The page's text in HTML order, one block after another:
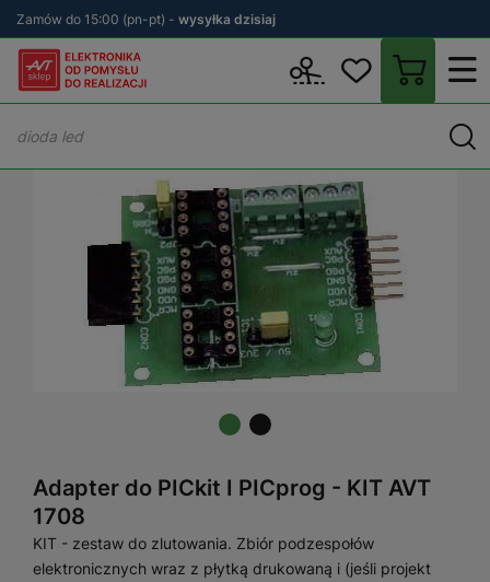
Zamów do 15:00 (pn-pt) - wysyłka dzisiaj
Programowanie
Adapter do PICkit I PICprog - KIT AVT
1708
KIT - zestaw do zlutowania. Zbiór podzespołów
elektronicznych wraz z płytką drukowaną i (jeśli projekt